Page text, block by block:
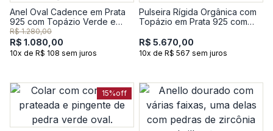
Anel Oval Cadence em Prata
925 com Topázio Verde e
Safira
R$ 1.280,00
R$ 1.080,00
10x de R$ 108 sem juros
Pulseira Rígida Orgânica com
Topázio em Prata 925 com
16 cm
R$ 5.670,00
10x de R$ 567 sem juros
15%off